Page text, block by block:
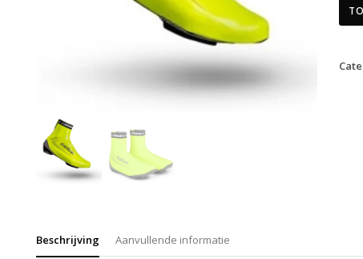
Beschrijving Aanvullende informatie